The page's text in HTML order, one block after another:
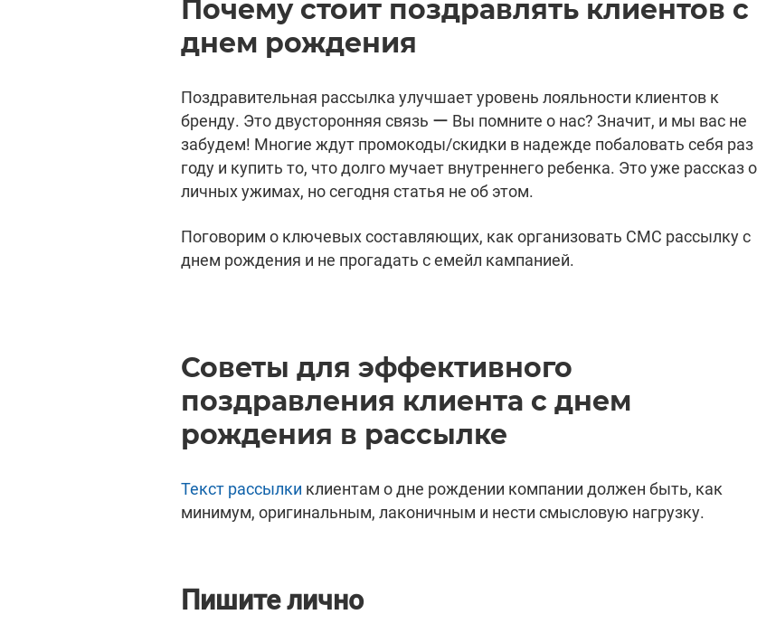
Почему стоит поздравлять клиентов с
днем рождения
Поздравительная рассылка улучшает уровень лояльности клиентов к
бренду. Это двусторонняя связь ー Вы помните о нас? Значит, и мы вас не
забудем! Многие ждут промокоды/скидки в надежде побаловать себя раз
году и купить то, что долго мучает внутреннего ребенка. Это уже рассказ о
личных ужимах, но сегодня статья не об этом.
Поговорим о ключевых составляющих, как организовать СМС рассылку с
днем рождения и не прогадать с емейл кампанией.
Советы для эффективного
поздравления клиента с днем
рождения в рассылке
Текст рассылки клиентам о дне рождении компании должен быть, как
минимум, оригинальным, лаконичным и нести смысловую нагрузку.
Пишите лично